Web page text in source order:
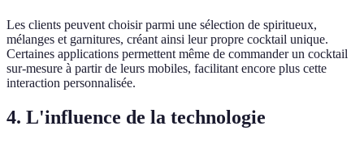
Les clients peuvent choisir parmi une sélection de spiritueux,
mélanges et garnitures, créant ainsi leur propre cocktail unique.
Certaines applications permettent même de commander un cocktail
sur-mesure à partir de leurs mobiles, facilitant encore plus cette
interaction personnalisée.
4. L'influence de la technologie